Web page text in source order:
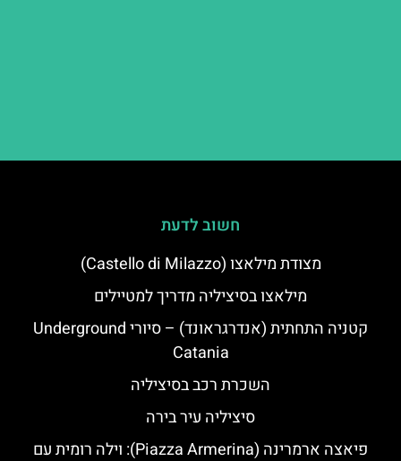
חשוב לדעת
מצודת מילאצו (Castello di Milazzo)
מילאצו בסיציליה מדריך למטיילים
קטניה התחתית (אנדרגראונד) – סיורי Underground
Catania
השכרת רכב בסיציליה
סיציליה עיר בירה
פיאצה ארמרינה (Piazza Armerina): וילה רומית עם